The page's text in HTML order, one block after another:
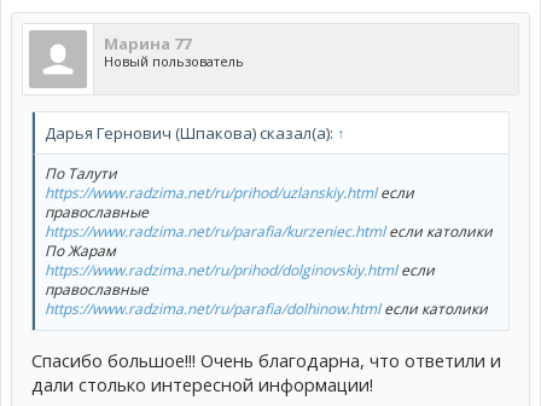
Марина 77
Новый пользователь
Дарья Гернович (Шпакова) сказал(а): ↑
По Талути
https://www.radzima.net/ru/prihod/uzlanskiy.htmlесли
православные
https://www.radzima.net/ru/parafia/kurzeniec.htmlесли католики
По Жарам
https://www.radzima.net/ru/prihod/dolginovskiy.htmlесли
православные
https://www.radzima.net/ru/parafia/dolhinow.htmlесли католики
Спасибо большое!!! Очень благодарна, что ответили и
дали столько интересной информации!